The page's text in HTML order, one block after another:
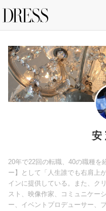
特集記事
ライフスタイル
ファッション
安
20年で22回の転職、40の職種を
ー】として「人生誰でも右肩上
インに提供している。また、ク
スト、映像作家、コミュニケー
ー、イベントプロデューサー、